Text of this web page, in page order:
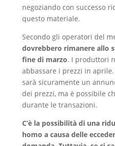
negoziando con successo
questo materiale.
Secondo gli operatori del
dovrebbero rimanere allo
fine di marzo. I produttori
abbassare i prezzi in
sarà sicuramente un
dei prezzi, ma è possibile
durante le transazioni.
C’è la possibilità di una
homo a causa delle